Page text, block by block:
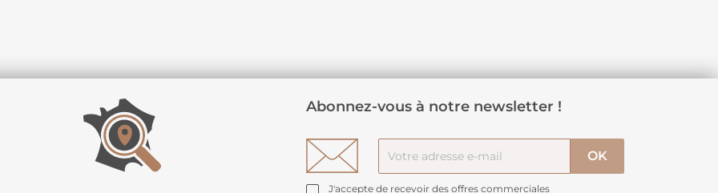
Abonnez-vous à notre newsletter !
J'accepte de recevoir des offres commerciales